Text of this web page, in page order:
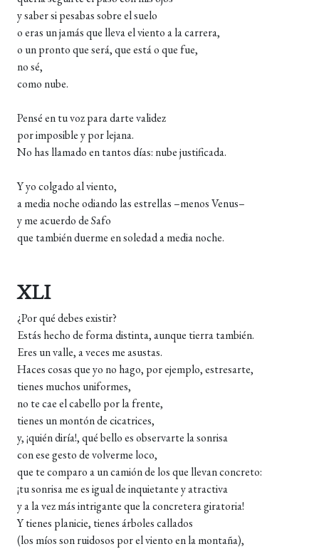
y saber si pesabas sobre el suelo
o eras un jamás que lleva el viento a la carrera,
o un pronto que será, que está o que fue,
no sé,
como nube.
Pensé en tu voz para darte validez
por imposible y por lejana.
No has llamado en tantos días: nube justificada.
Y yo colgado al viento,
a media noche odiando las estrellas –menos Venus–
y me acuerdo de Safo
que también duerme en soledad a media noche.
XLI
¿Por qué debes existir?
Estás hecho de forma distinta, aunque tierra también.
Eres un valle, a veces me asustas.
Haces cosas que yo no hago, por ejemplo, estresarte,
tienes muchos uniformes,
no te cae el cabello por la frente,
tienes un montón de cicatrices,
y, ¡quién diría!, qué bello es observarte la sonrisa
con ese gesto de volverme loco,
que te comparo a un camión de los que llevan concreto:
¡tu sonrisa me es igual de inquietante y atractiva
y a la vez más intrigante que la concretera giratoria!
Y tienes planicie, tienes árboles callados
(los míos son ruidosos por el viento en la montaña),